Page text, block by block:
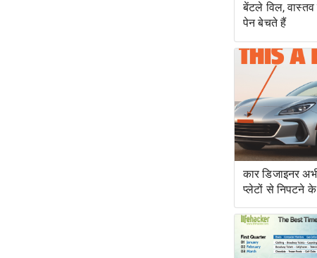
बेंटले विल,
पेन बेचते हैं
कार डिजाइनर
प्लेटों से निपटने
हैं